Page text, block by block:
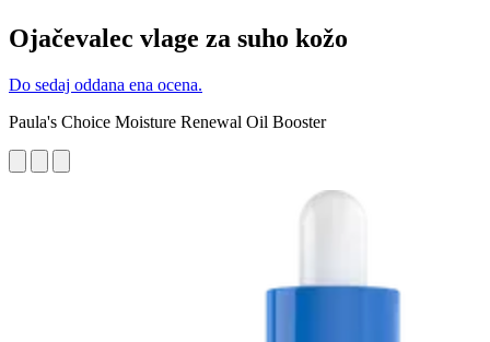
Ojačevalec vlage za suho kožo
Do sedaj oddana ena ocena.
Paula's Choice Moisture Renewal Oil Booster